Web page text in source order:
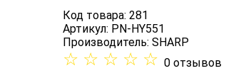
Код товара: 281
Артикул: PN-HY551
Производитель:SHARP
☆ ☆ ☆ ☆ ☆ 0 отзывов